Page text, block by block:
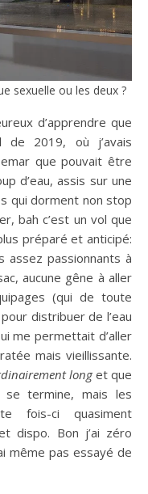
sexuelle ou les deux ?
d’apprendre que
2019, où j’avais
que pouvait être
d’eau, assis sur une
qui dorment non stop
bah c’est un vol que
préparé et anticipé:
assez passionnants à
aucune gêne à aller
(qui de toute
distribuer de l’eau
me permettait d’aller
mais vieillissante.
longet que
termine, mais les
fois-ci quasiment
dispo. Bon j’ai zéro
même pas essayé de